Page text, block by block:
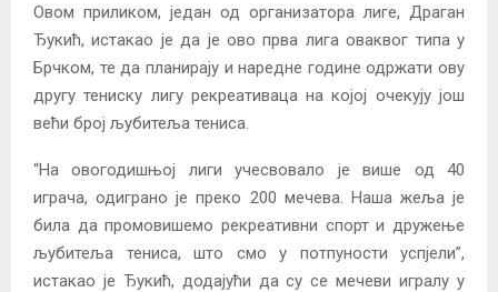
Овом приликом, један од организатора лиге, Драган
Ђукић, истакао је да је ово прва лига оваквог типа у
Брчком, те да планирају и наредне године одржати ову
другу тениску лигу рекреативаца на којој очекују још
већи број љубитеља тениса.
“На овогодишњој лиги учесвовало је више од 40
играча, одиграно је преко 200 мечева. Наша жеља је
била да промовишемо рекреативни спорт и дружење
љубитеља тениса, што смо у потпуности успјели”,
истакао је Ђукић, додајући да су се мечеви игралу у